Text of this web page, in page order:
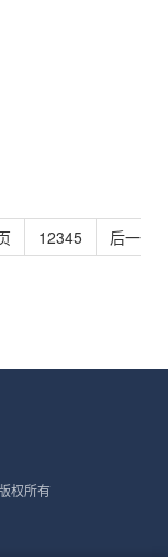
12345
后一
权所有